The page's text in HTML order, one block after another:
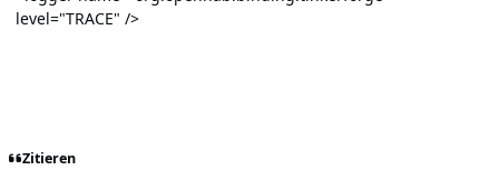
level="TRACE" />
Zitieren